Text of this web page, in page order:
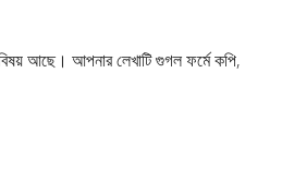
বিষয় আছে। আপনার লেখাটি গুগল ফর্মে কপি,